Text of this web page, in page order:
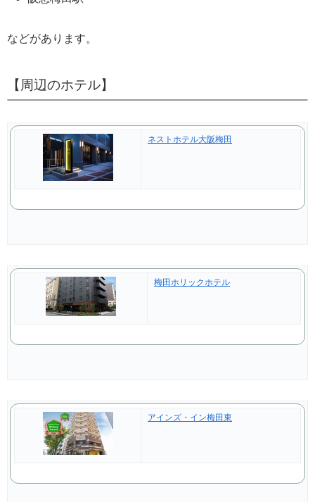
などがあります。
【周辺のホテル】
ネストホテル大阪梅田
梅田ホリックホテル
アインズ・イン梅田東